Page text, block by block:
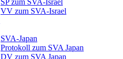
VV zum SVA-Israel
SVA-Japan
Protokoll zum SVA Japan
DV zum SVA Japan